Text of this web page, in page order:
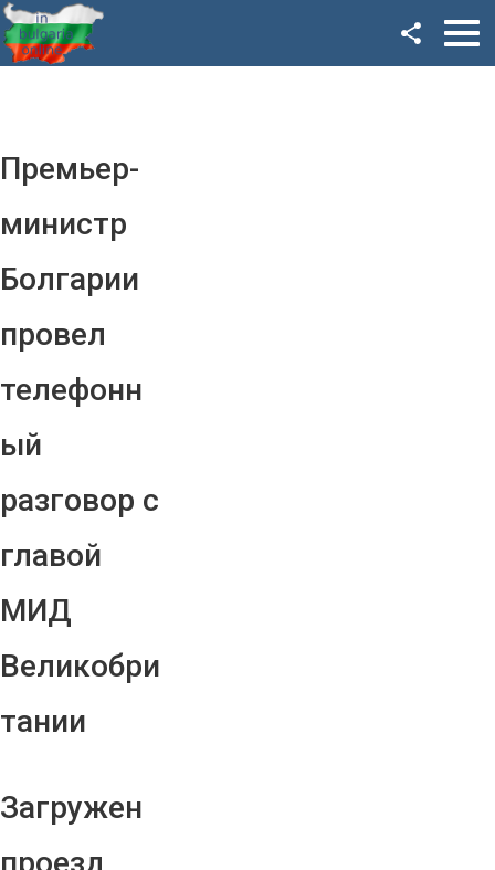
Премьер-
министр
Болгарии
провел
телефонн
ый
разговор с
главой
МИД
Великобри
тании
Загружен